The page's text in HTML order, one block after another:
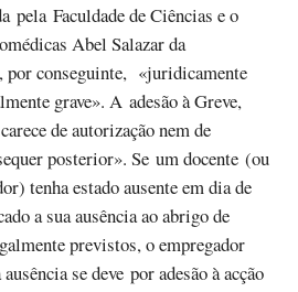
Faculdade de Ciências e o
Abel Salazar da
por conseguinte, «juridicamente
grave». A adesão à Greve,
de autorização nem de
posterior». Se um docente (ou
tenha estado ausente em dia de
a sua ausência ao abrigo de
previstos, o empregador
se deve por adesão à acção